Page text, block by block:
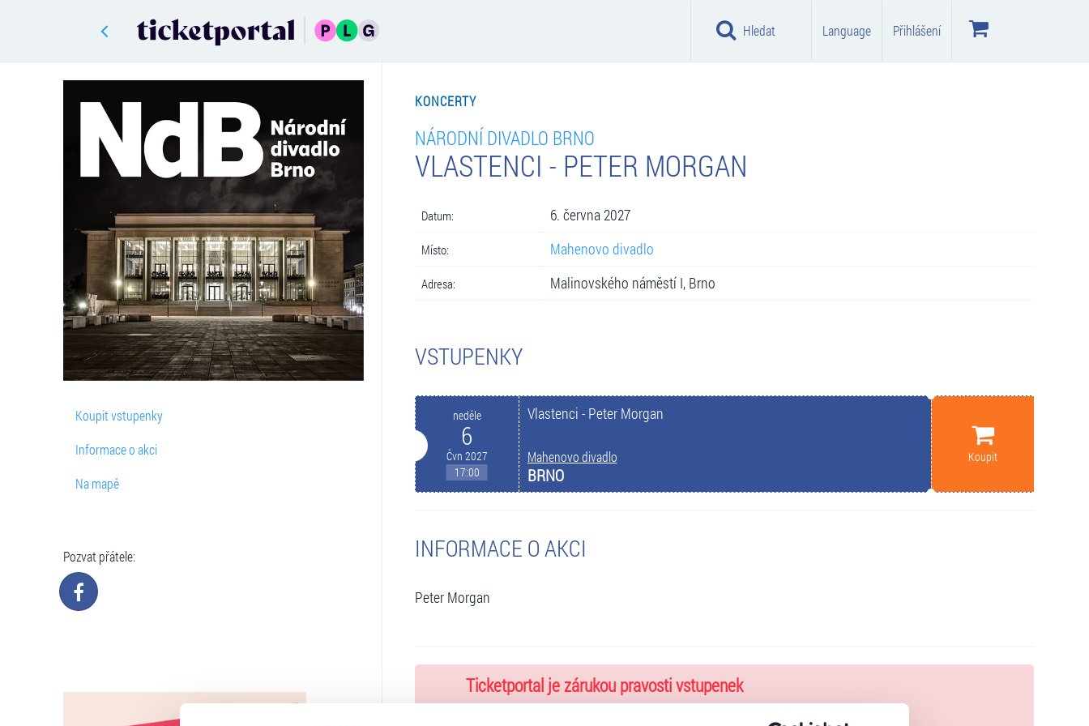
Hledat Language Přihlášení
Koupit vstupenky
Informace o akci
Na mapě
Pozvat přátele:
KONCERTY
NÁRODNÍ DIVADLO BRNO
VLASTENCI - PETER MORGAN
Datum: 6. června 2027
Místo: Mahenovo divadlo
Adresa: Malinovského náměstí I, Brno
VSTUPENKY
neděle
6
Čvn 2027
17:00
Vlastenci - Peter Morgan
Mahenovo divadlo
BRNO
Koupit
INFORMACE O AKCI
Peter Morgan
Ticketportal je zárukou pravosti vstupenek
Na stránkách společnosti Ticketportal si vždy zakoupíte originální vstupenky.